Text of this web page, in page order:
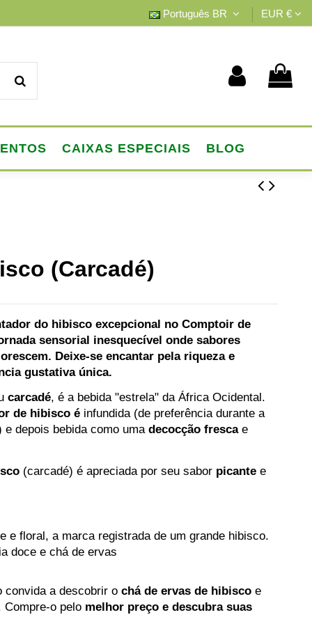
Português BR EUR €
CAIXAS ESPECIAIS BLOG
(Carcadé)
do hibisco excepcional no Comptoir de
sensorial inesquecível onde sabores
Deixe-se encantar pela riqueza e
gustativa única.
carcadé, é a bebida "estrela" da África Ocidental.
de hibisco éinfundida (de preferência durante a
depois bebida como uma decocção frescae
(carcadé) é apreciada por seu sabor picantee
e floral, a marca registrada de um grande hibisco.
doce e chá de ervas
convida a descobrir o chá de ervas de hibiscoe
Compre-o pelo melhor preço e descubra suas